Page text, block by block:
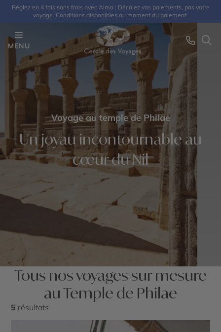
Réglez en 4 fois sans frais avec Alma : Décalez vos paiements, pas votre
voyage. Conditions disponibles au moment du paiement.
MENU
Voyage au temple de Philae
Un joyau incontournable au
cœur du Nil
Tous nos voyages sur mesure
au Temple de Philae
5 résultats